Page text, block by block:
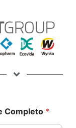
Completo *